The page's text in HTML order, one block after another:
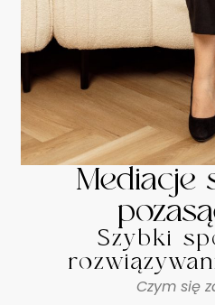
Mediacje
Szybki
Czym się